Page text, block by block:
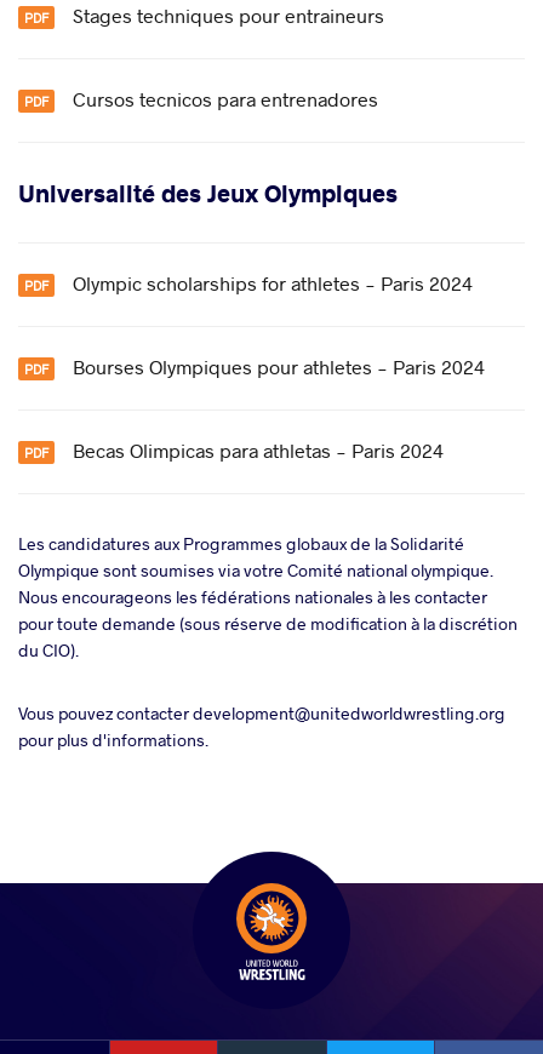
Stages techniques pour entraineurs
Cursos tecnicos para entrenadores
Universalité des Jeux Olympiques
Olympic scholarships for athletes - Paris 2024
Bourses Olympiques pour athletes - Paris 2024
Becas Olimpicas para athletas - Paris 2024
Les candidatures aux Programmes globaux de la Solidarité
Olympique sont soumises via votre Comité national olympique.
Nous encourageons les fédérations nationales à les contacter
pour toute demande (sous réserve de modification à la discrétion
du CIO).
Vous pouvez contacter development@unitedworldwrestling.org
pour plus d'informations.